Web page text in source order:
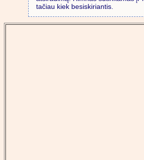
tačiau kiek besiskiriantis.